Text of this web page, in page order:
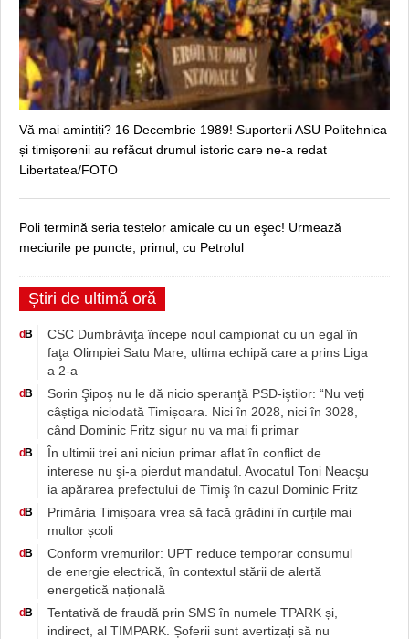
Vă mai amintiți? 16 Decembrie 1989! Suporterii ASU Politehnica
și timișorenii au refăcut drumul istoric care ne-a redat
Libertatea/FOTO
Poli termină seria testelor amicale cu un eşec! Urmează
meciurile pe puncte, primul, cu Petrolul
Știri de ultimă oră
dB
CSC Dumbrăviţa începe noul campionat cu un egal în
faţa Olimpiei Satu Mare, ultima echipă care a prins Liga
a 2-a
dB
Sorin Şipoş nu le dă nicio speranţă PSD-iştilor: “Nu veți
câștiga niciodată Timișoara. Nici în 2028, nici în 3028,
când Dominic Fritz sigur nu va mai fi primar
dB
În ultimii trei ani niciun primar aflat în conflict de
interese nu şi-a pierdut mandatul. Avocatul Toni Neacşu
ia apărarea prefectului de Timiş în cazul Dominic Fritz
dB
Primăria Timișoara vrea să facă grădini în curțile mai
multor școli
dB
Conform vremurilor: UPT reduce temporar consumul
de energie electrică, în contextul stării de alertă
energetică națională
dB
Tentativă de fraudă prin SMS în numele TPARK și,
indirect, al TIMPARK. Șoferii sunt avertizați să nu